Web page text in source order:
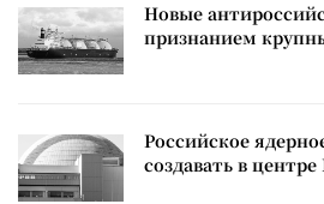
Новые
признанием
Российское
создавать в